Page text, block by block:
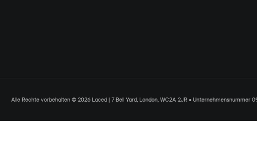
Alle Rechte vorbehalten © 2026 Laced | 7 Bell Yard, London, WC2A 2JR • Unternehmensnummer